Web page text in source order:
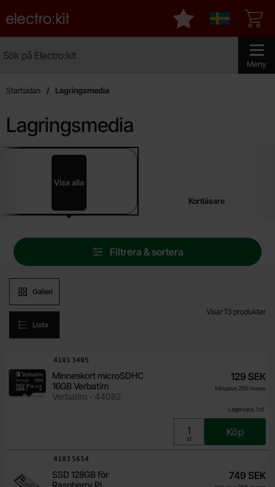
Meny
Startsidan för Electro:kit
Sverige
Mina favoriter
Startsidan Lagringsmedia
Lagringsmedia
Hoppa
Underkategorier
Visa alla
Lagringsmedia
Kortläsare
Hoppa
över
filtersektionen
Filtrera & sortera
Filtrera & sortera
Galleri
Lista
Visar13 produkter
produktlista
Minneskort microSD A2-
Klass 64GB Raspberry
Pi
Raspberry Pi - SC1629
Art. nr
4102 2620
379 SEK
Inklusive 25% moms
st
Köp
Minneskort microSDHC
16GB Verbatim
Verbatim - 44082
Art. nr
4101 3405
Lagervara, 1 st
129 SEK
Inklusive 25% moms
Enhet:
st
Köp
SSD 128GB för
Raspberry Pi
Art. nr
4103 5654
749 SEK